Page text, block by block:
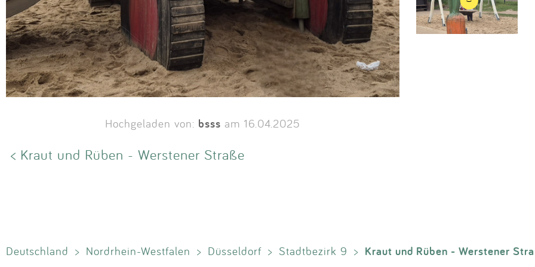
Hochgeladen von: bsss am 16.04.2025
< Kraut und Rüben - Werstener Straße
Deutschland > Nordrhein-Westfalen > Düsseldorf > Stadtbezirk 9 > Kraut und Rüben - Werstener